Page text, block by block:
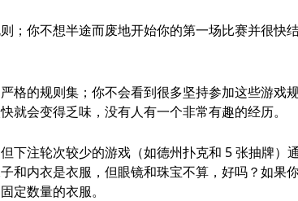
；你不想半途而废地开始你的第一场比赛并很快结
格的规则集；你不会看到很多坚持参加这些游戏
就会变得乏味，没有人有一个非常有趣的经历。
下注轮次较少的游戏（如德州扑克和 5 张抽牌）
和内衣是衣服，但眼镜和珠宝不算，好吗？如果
定数量的衣服。